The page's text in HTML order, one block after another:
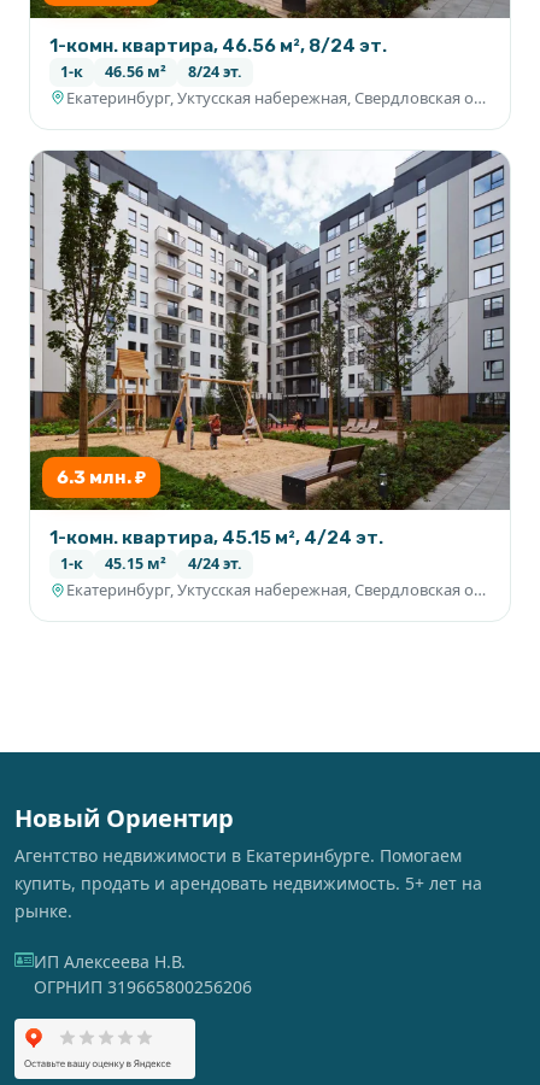
1-комн. квартира, 46.56 м², 8/24 эт.
1-к 46.56 м² 8/24 эт.
Екатеринбург, Уктусская набережная, Свердловская область
6.3 млн. ₽
1-комн. квартира, 45.15 м², 4/24 эт.
1-к 45.15 м² 4/24 эт.
Екатеринбург, Уктусская набережная, Свердловская область
Новый Ориентир
Агентство недвижимости в Екатеринбурге. Помогаем
купить, продать и арендовать недвижимость. 5+ лет на
рынке.
ИП Алексеева Н.В.
ОГРНИП 319665800256206